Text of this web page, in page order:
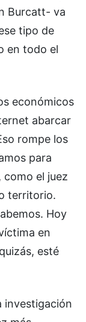
Burcatt- va
tipo de
en todo el
económicos
abarcar
rompe los
para
el juez
territorio.
Hoy
en
esté
investigación